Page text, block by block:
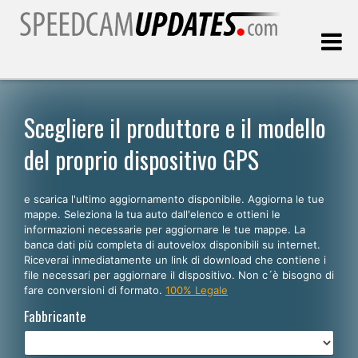
Clienti
SCEGLI LA LINGUA
Italiano
English
Español
Português
Scegliere il produttore e il modello
del proprio dispositivo GPS
e scarica l'ultimo aggiornamento disponibile. Aggiorna le tue
mappe. Seleziona la tua auto dall'elenco e ottieni le
informazioni necessarie per aggiornare le tue mappe. La
banca dati più completa di autovelox disponibili su internet.
Riceverai inmediatamente un link di download che contiene i
file necessari per aggiornare il dispositivo. Non c´è bisogno di
fare conversioni di formato. 100% Legale
Fabbricante